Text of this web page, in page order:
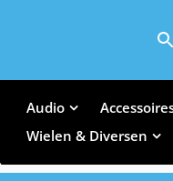
Audio
Wielen & Diversen